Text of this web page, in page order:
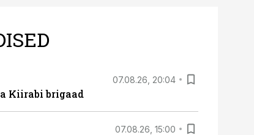
07.08.26, 20:04
Kiirabi brigaad
07.08.26, 15:00